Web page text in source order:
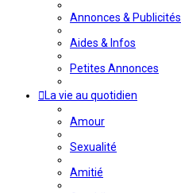
Annonces & Publicités
Aides & Infos
Petites Annonces
La vie au quotidien
Amour
Sexualité
Amitié